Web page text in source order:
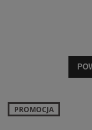
PROMOCJA